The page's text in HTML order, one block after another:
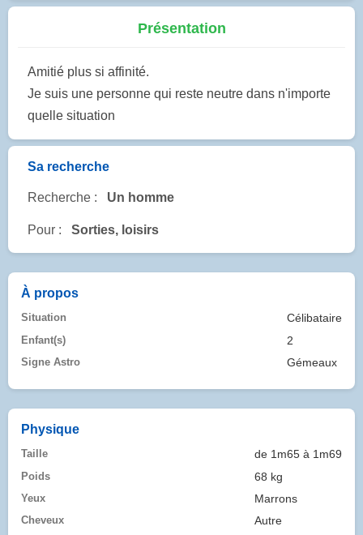
Présentation
Amitié plus si affinité.
Je suis une personne qui reste neutre dans n'importe
quelle situation
Sa recherche
Recherche : Un homme
Pour : Sorties, loisirs
À propos
Situation Célibataire
Enfant(s) 2
Signe Astro Gémeaux
Physique
Taille de 1m65 à 1m69
Poids 68 kg
Yeux Marrons
Cheveux Autre